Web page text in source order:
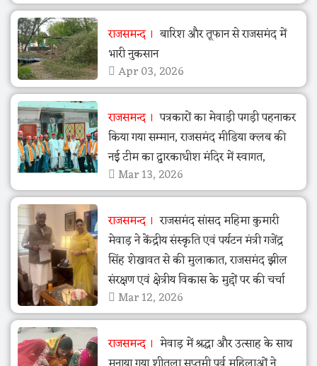
राजसमन्द
बारिश और तूफान से राजसमंद में
भारी नुकसान
Apr 03, 2026
राजसमन्द
पत्रकारों का मेवाड़ी पगड़ी पहनाकर
किया गया सम्मान, राजसमंद मीडिया क्लब की
नई टीम का द्वारकाधीश मंदिर में स्वागत,
Mar 13, 2026
राजसमन्द
राजसमंद सांसद महिमा कुमारी
मेवाड़ ने केंद्रीय संस्कृति एवं पर्यटन मंत्री गजेंद्र
सिंह शेखावत से की मुलाकात, राजसमंद झील
संरक्षण एवं क्षेत्रीय विकास के मुद्दों पर की चर्चा
Mar 12, 2026
राजसमन्द
मेवाड़ में श्रद्धा और उत्साह के साथ